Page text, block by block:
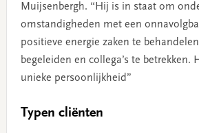
Muijsenbergh. “Hij is in staat om
omstandigheden met een
positieve energie zaken te
begeleiden en collega’s te betrekken.
unieke persoonlijkheid”
Typen cliënten